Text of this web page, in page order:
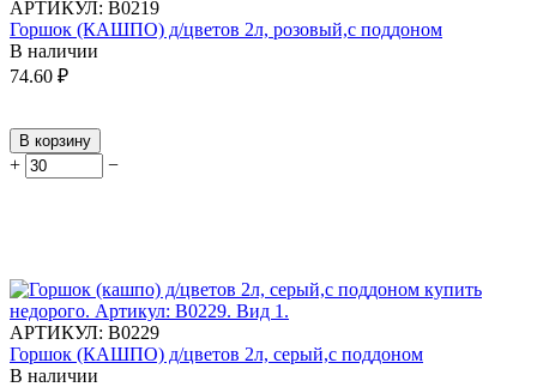
АРТИКУЛ: В0219
Горшок (КАШПО) д/цветов 2л, розовый,с поддоном
В наличии
74.60 ₽
В корзину
+ −
АРТИКУЛ: В0229
Горшок (КАШПО) д/цветов 2л, серый,с поддоном
В наличии